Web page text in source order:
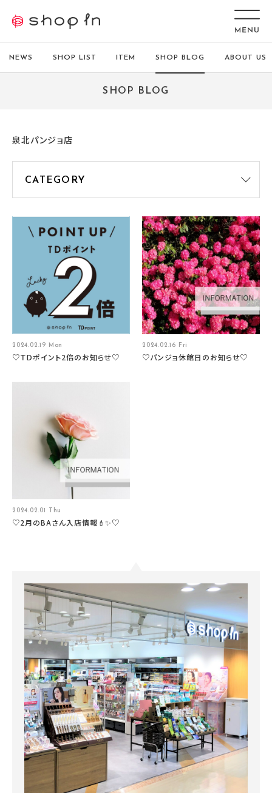
NEWS SHOP LIST ITEM SHOP BLOG ABOUT US
SHOP BLOG
泉北パンジョ店
2024.02.19 Mon
♡ＴＤポイント2倍のお知らせ♡
2024.02.16 Fri
♡パンジョ休館日のお知らせ♡
2024.02.01 Thu
♡2月のBAさん入店情報💄✨♡